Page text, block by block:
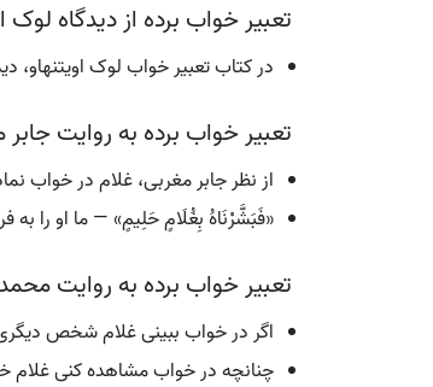
تعبیر خواب برده از دیدگاه لوک
در کتاب تعبیر خواب لوک اویتنهاو،
تعبیر خواب برده به روایت
از نظر جابر مغربی، غلام در خواب
«فَبَشَّرْنَاهُ بِغُلَامٍ حَلِيمٍ» — ما او را به
تعبیر خواب برده به روایت
اگر در خواب ببینی غلام شخص
چنانچه در خواب مشاهده کنی غلام